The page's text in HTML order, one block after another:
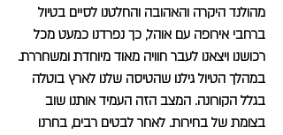
מהולנד היקרה והאהובה והחלטנו לסיים בטיול
ברחבי אירופה עם אוהל, כך נפרדנו כמעט מכל
רכושנו ויצאנו לעבר חוויה מאוד מיוחדת ומשחררת.
במהלך הטיול גילנו שהטיסה שלנו לארץ בוטלה
בגלל הקורונה. המצב הזה העמיד אותנו שוב
בצומת של בחירות. לאחר לבטים רבים, בחרנו